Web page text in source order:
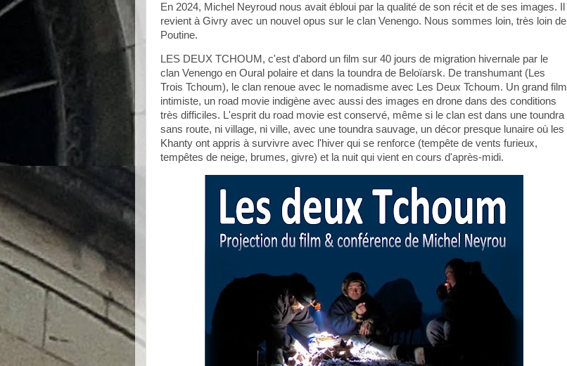
En 2024, Michel Neyroud nous avait ébloui par la qualité de son récit et de ses images. Il
revient à Givry avec un nouvel opus sur le clan Venengo. Nous sommes loin, très loin de
Poutine.
LES DEUX TCHOUM, c'est d'abord un film sur 40 jours de migration hivernale par le
clan Venengo en Oural polaire et dans la toundra de Beloïarsk. De transhumant (Les
Trois Tchoum), le clan renoue avec le nomadisme avec Les Deux Tchoum. Un grand film
intimiste, un road movie indigène avec aussi des images en drone dans des conditions
très difficiles. L'esprit du road movie est conservé, même si le clan est dans une toundra
sans route, ni village, ni ville, avec une toundra sauvage, un décor presque lunaire où les
Khanty ont appris à survivre avec l'hiver qui se renforce (tempête de vents furieux,
tempêtes de neige, brumes, givre) et la nuit qui vient en cours d'après-midi.